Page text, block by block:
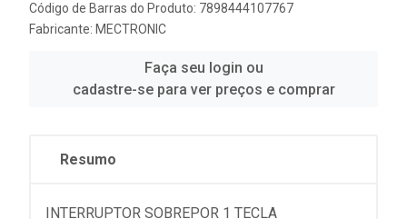
Código de Barras do Produto: 7898444107767
Fabricante: MECTRONIC
Faça seu login ou
cadastre-se para ver preços e comprar
Resumo
INTERRUPTOR SOBREPOR 1 TECLA